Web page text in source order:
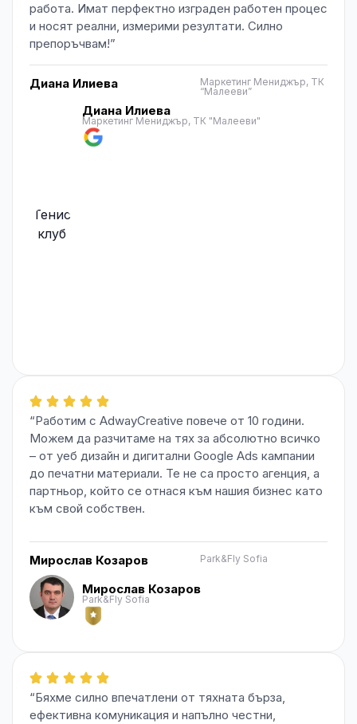
работа. Имат перфектно изграден работен процес
и носят реални, измерими резултати. Силно
препоръчвам!”
Диана Илиева
Маркетинг Мениджър, ТК
“Малееви”
Диана Илиева
Маркетинг Мениджър, ТК "Малееви"
“Работим с AdwayCreative повече от 10 години.
Можем да разчитаме на тях за абсолютно всичко
– от уеб дизайн и дигитални Google Ads кампании
до печатни материали. Те не са просто агенция, а
партньор, който се отнася към нашия бизнес като
към свой собствен.
Мирослав Козаров Park&Fly Sofia
Мирослав Козаров
Park&Fly Sofia
“Бяхме силно впечатлени от тяхната бърза,
ефективна комуникация и напълно честни,